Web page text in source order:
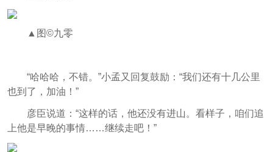
▲图©九零
“哈哈哈，不错。”小孟又回复鼓励：“我们还有十几公里
也到了，加油！”
彦臣说道：“这样的话，他还没有进山。看样子，咱们追
上他是早晚的事情……继续走吧！”